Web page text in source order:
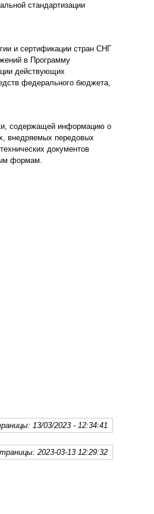
стандартизации
и сертификации стран СНГ
в Программу
действующих
федерального бюджета,
содержащей информацию о
внедряемых передовых
документов
формам.
13/03/2023 - 12:34:41
2023-03-13 12:29:32